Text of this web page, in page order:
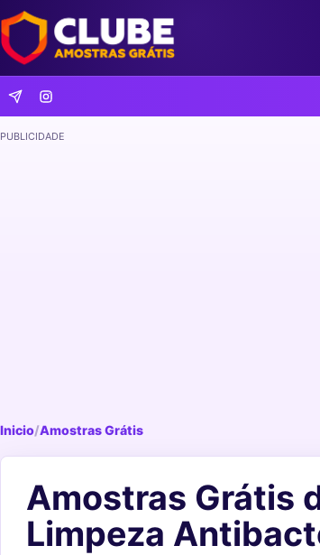
PUBLICIDADE
Inicio/Amostras Grátis
Amostras Grátis
Limpeza